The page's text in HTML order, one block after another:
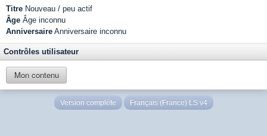
Titre Nouveau / peu actif
Âge Âge inconnu
Anniversaire Anniversaire inconnu
Contrôles utilisateur
Mon contenu
Version complète Français (France) LS v4